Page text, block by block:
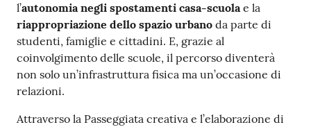
l’autonomia negli spostamenti casa-scuolae la
riappropriazione dello spazio urbano da parte di
studenti, famiglie e cittadini. E, grazie al
coinvolgimento delle scuole, il percorso diventerà
non solo un’infrastruttura fisica ma un’occasione di
relazioni.
Attraverso la Passeggiata creativa e l’elaborazione di